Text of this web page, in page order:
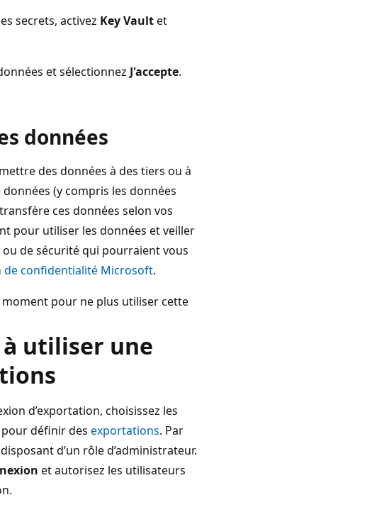
secrets, activez Key Vaultet
et sélectionnez J'accepte.
données
des données à des tiers ou à
(y compris les données
ces données selon vos
pour utiliser les données et veiller
de sécurité qui pourraient vous
de confidentialité Microsoft.
pour ne plus utiliser cette
utiliser une
d’exportation, choisissez les
définir des exportations. Par
d’un rôle d’administrateur.
et autorisez les utilisateurs